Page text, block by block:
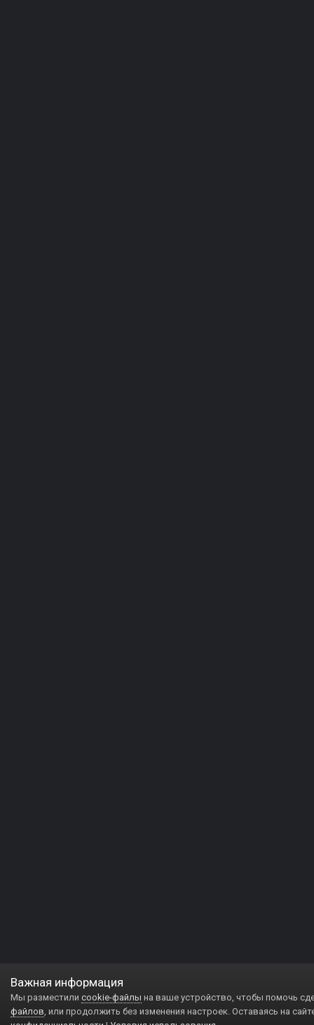
Важная информация
Мы разместили cookie-файлы на ваше устройство, чтобы помочь
файлов, или продолжить без изменения настроек. Оставаясь на